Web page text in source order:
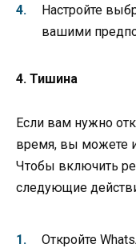
Настройте
вашими
4. Тишина
Если вам нужно
время, вы можете
Чтобы включить
следующие
Откройте